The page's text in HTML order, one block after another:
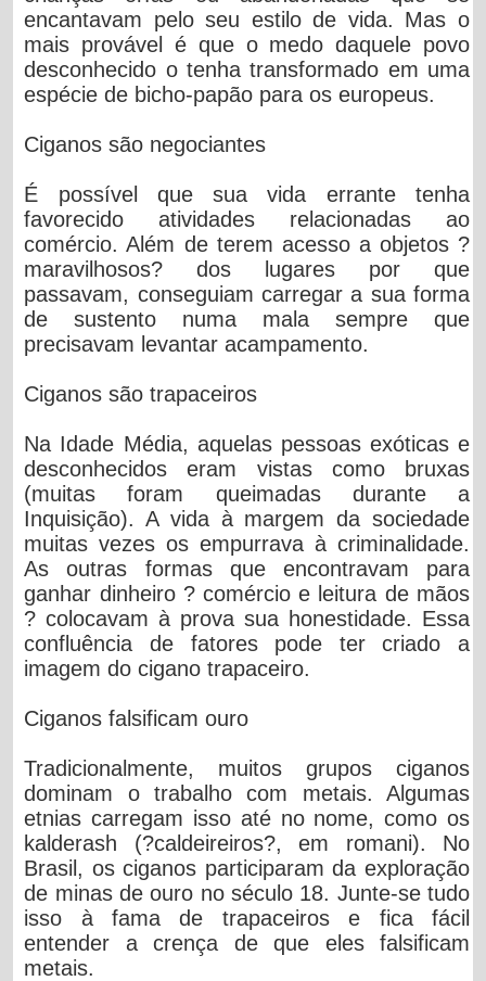
encantavam pelo seu estilo de vida. Mas o
mais provável é que o medo daquele povo
desconhecido o tenha transformado em uma
espécie de bicho-papão para os europeus.
Ciganos são negociantes
É possível que sua vida errante tenha
favorecido atividades relacionadas ao
comércio. Além de terem acesso a objetos ?
maravilhosos? dos lugares por que
passavam, conseguiam carregar a sua forma
de sustento numa mala sempre que
precisavam levantar acampamento.
Ciganos são trapaceiros
Na Idade Média, aquelas pessoas exóticas e
desconhecidos eram vistas como bruxas
(muitas foram queimadas durante a
Inquisição). A vida à margem da sociedade
muitas vezes os empurrava à criminalidade.
As outras formas que encontravam para
ganhar dinheiro ? comércio e leitura de mãos
? colocavam à prova sua honestidade. Essa
confluência de fatores pode ter criado a
imagem do cigano trapaceiro.
Ciganos falsificam ouro
Tradicionalmente, muitos grupos ciganos
dominam o trabalho com metais. Algumas
etnias carregam isso até no nome, como os
kalderash (?caldeireiros?, em romani). No
Brasil, os ciganos participaram da exploração
de minas de ouro no século 18. Junte-se tudo
isso à fama de trapaceiros e fica fácil
entender a crença de que eles falsificam
metais.